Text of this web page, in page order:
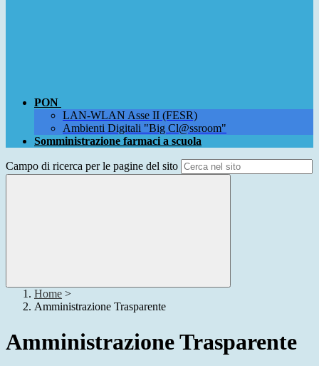
PON
LAN-WLAN Asse II (FESR)
Ambienti Digitali "Big Cl@ssroom"
Somministrazione farmaci a scuola
Campo di ricerca per le pagine del sito
Home >
Amministrazione Trasparente
Amministrazione Trasparente